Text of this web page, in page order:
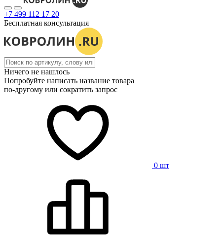
+7 499 112 17 20
Бесплатная консультация
Ничего не нашлось
Попробуйте написать название товара
по-другому или сократить запрос
0 шт